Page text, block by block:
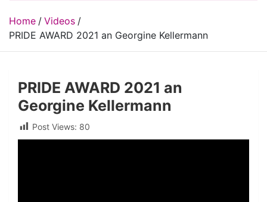
Home
Videos
PRIDE AWARD 2021 an Georgine Kellermann
PRIDE AWARD 2021 an
Georgine Kellermann
Post Views: 80